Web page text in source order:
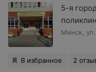
Вакцинация.
Записаться на прием
телефону справки:
+375 17 320-64-94
+375 17 319-40-08
5-я
Минск,
В избранное 2